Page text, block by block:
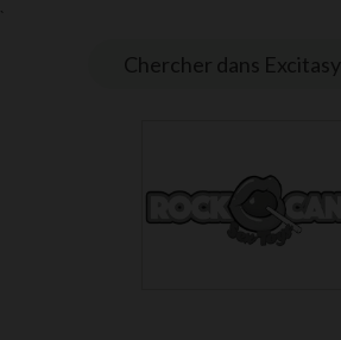
`
Chercher dans Excitasy